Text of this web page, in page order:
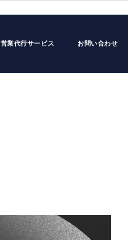
営業代行サービス お問い合わせ